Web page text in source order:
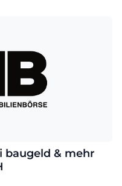
baugeld & mehr